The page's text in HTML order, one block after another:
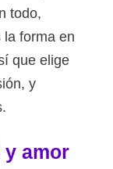
todo,
la forma en
que elige
y
y amor